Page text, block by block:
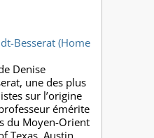
Besserat (Home
Denise
une des plus
sur l’origine
émérite
du Moyen-Orient
Texas, Austin.